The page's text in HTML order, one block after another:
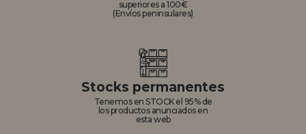
superiores a 100€
(Envíos peninsulares)
Stocks permanentes
Tenemos en STOCK el 95% de
los productos anunciados en
esta web